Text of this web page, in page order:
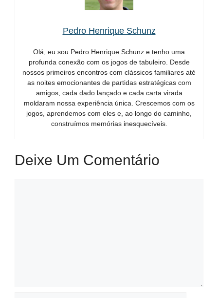
Pedro Henrique Schunz
Olá, eu sou Pedro Henrique Schunz e tenho uma
profunda conexão com os jogos de tabuleiro. Desde
nossos primeiros encontros com clássicos familiares até
as noites emocionantes de partidas estratégicas com
amigos, cada dado lançado e cada carta virada
moldaram nossa experiência única. Crescemos com os
jogos, aprendemos com eles e, ao longo do caminho,
construímos memórias inesquecíveis.
Deixe Um Comentário